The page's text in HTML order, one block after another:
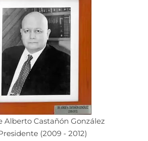
Alberto Castañón González
(2009 - 2012)